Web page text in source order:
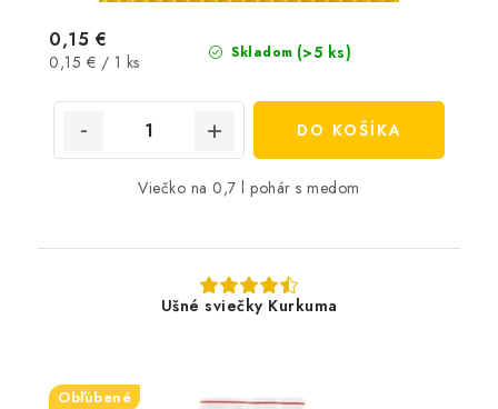
Skladom (>5 ks)
0,15 €
Jednotková
0,15 € / 1 ks
DO KOŠÍKA
Viečko na 0,7 l pohár s medom
Ušné sviečky Kurkuma
Obľúbené